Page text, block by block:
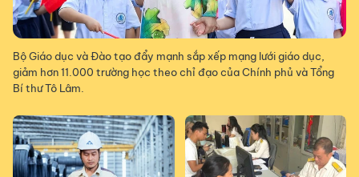
Bộ Giáo dục và Đào tạo đẩy mạnh sắp xếp mạng lưới giáo dục,
giảm hơn 11.000 trường học theo chỉ đạo của Chính phủ và Tổng
Bí thư Tô Lâm.